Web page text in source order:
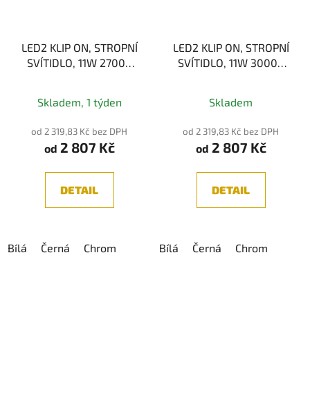
LED2 KLIP ON, STROPNÍ
SVÍTIDLO, 11W 2700K
Skladem, 1 týden
od 2 319,83 Kč bez DPH
od 2 807 Kč
DETAIL
Bílá Černá Chrom
LED2 KLIP ON, STROPNÍ
SVÍTIDLO, 11W 3000K
Skladem
od 2 319,83 Kč bez DPH
od 2 807 Kč
DETAIL
Bílá Černá Chrom